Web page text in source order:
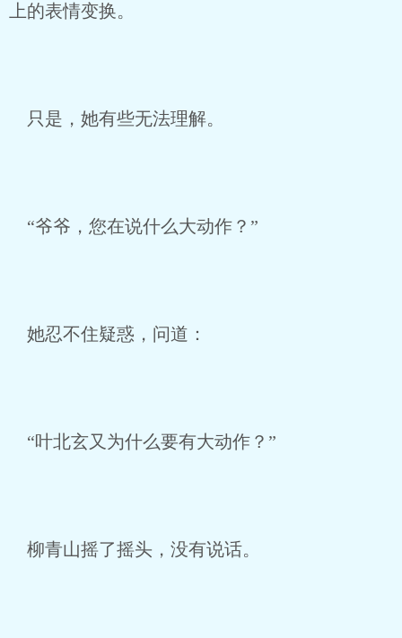
上的表情变换。
只是，她有些无法理解。
“爷爷，您在说什么大动作？”
她忍不住疑惑，问道：
“叶北玄又为什么要有大动作？”
柳青山摇了摇头，没有说话。